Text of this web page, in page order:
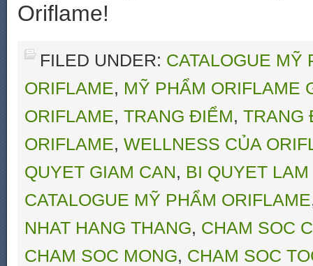
Oriflame!
FILED UNDER: CATALOGUE MỸ
ORIFLAME, MỸ PHẨM ORIFLAME
ORIFLAME, TRANG ĐIỂM, TRANG
ORIFLAME, WELLNESS CỦA
QUYET GIAM CAN, BI QUYET
CATALOGUE MỸ PHẨM ORIFLAME
NHAT HANG THANG, CHAM SOC
CHAM SOC MONG, CHAM SOC